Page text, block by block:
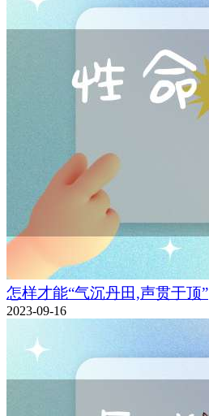
怎样才能“气沉丹田,声贯于顶”
2023-09-16